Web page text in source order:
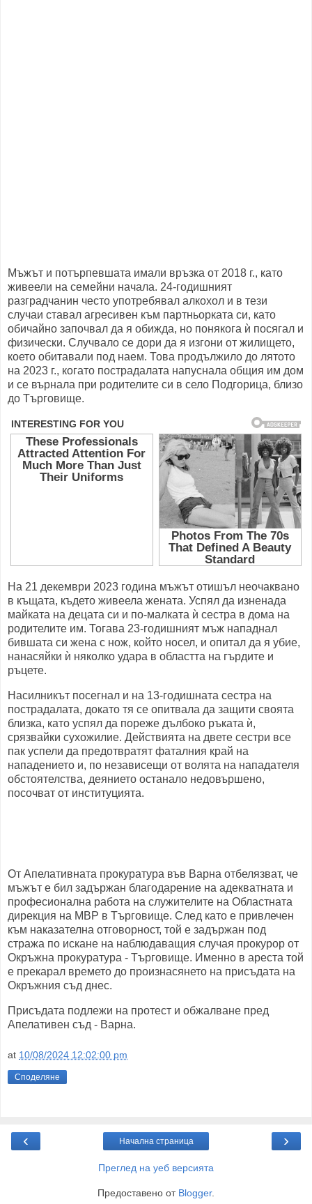
Мъжът и потърпевшата имали връзка от 2018 г., като
живеели на семейни начала. 24-годишният
разградчанин често употребявал алкохол и в тези
случаи ставал агресивен към партньорката си, като
обичайно започвал да я обижда, но понякога ѝ посягал и
физически. Случвало се дори да я изгони от жилището,
което обитавали под наем. Това продължило до лятото
на 2023 г., когато пострадалата напуснала общия им дом
и се върнала при родителите си в село Подгорица, близо
до Търговище.
На 21 декември 2023 година мъжът отишъл неочаквано
в къщата, където живеела жената. Успял да изненада
майката на децата си и по-малката ѝ сестра в дома на
родителите им. Тогава 23-годишният мъж нападнал
бившата си жена с нож, който носел, и опитал да я убие,
нанасяйки ѝ няколко удара в областта на гърдите и
ръцете.
Насилникът посегнал и на 13-годишната сестра на
пострадалата, докато тя се опитвала да защити своята
близка, като успял да пореже дълбоко ръката ѝ,
срязвайки сухожилие. Действията на двете сестри все
пак успели да предотвратят фаталния край на
нападението и, по независещи от волята на нападателя
обстоятелства, деянието останало недовършено,
посочват от институцията.
От Апелативната прокуратура във Варна отбелязват, че
мъжът е бил задържан благодарение на адекватната и
професионална работа на служителите на Областната
дирекция на МВР в Търговище. След като е привлечен
към наказателна отговорност, той е задържан под
стража по искане на наблюдаващия случая прокурор от
Окръжна прокуратура - Търговище. Именно в ареста той
е прекарал времето до произнасянето на присъдата на
Окръжния съд днес.
Присъдата подлежи на протест и обжалване пред
Апелативен съд - Варна.
at 10/08/2024 12:02:00 pm
Споделяне
‹ ›
Начална страница
Преглед на уеб версията
Предоставено от Blogger.